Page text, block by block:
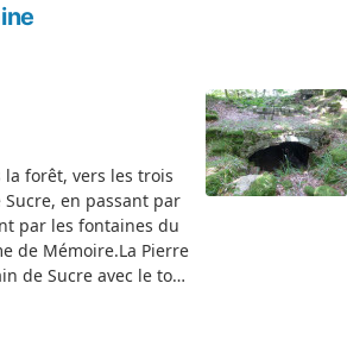
forêt, vers les trois
en passant par
par les fontaines du
de Mémoire.La Pierre
de Sucre avec le tour